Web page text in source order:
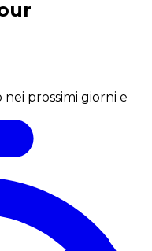
prossimi giorni e